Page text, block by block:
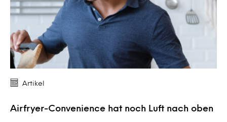
Artikel
Airfryer-Convenience hat noch Luft nach oben